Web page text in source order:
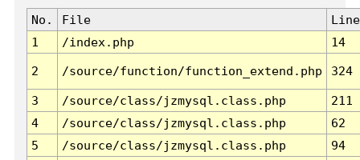
No. File
Line
1
/index.php 14
2 /source/function/function_extend.php 324
3 /source/class/jzmysql.class.php
211
4
/source/class/jzmysql.class.php
62
5
/source/class/jzmysql.class.php
94